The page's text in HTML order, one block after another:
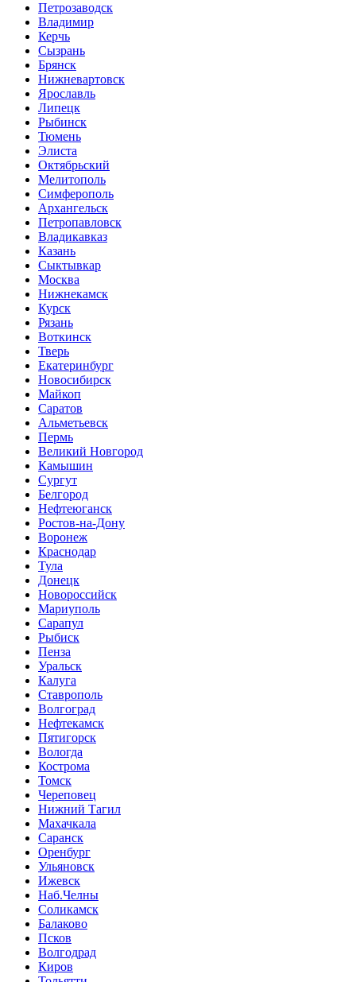
Петрозаводск
Владимир
Керчь
Сызрань
Брянск
Нижневартовск
Ярославль
Липецк
Рыбинск
Тюмень
Элиста
Октябрьский
Мелитополь
Симферополь
Архангельск
Петропавловск
Владикавказ
Казань
Сыктывкар
Москва
Нижнекамск
Курск
Рязань
Воткинск
Тверь
Екатеринбург
Новосибирск
Майкоп
Саратов
Альметьевск
Пермь
Великий Новгород
Камышин
Сургут
Белгород
Нефтеюганск
Ростов-на-Дону
Воронеж
Краснодар
Тула
Донецк
Новороссийск
Мариуполь
Сарапул
Рыбиск
Пенза
Уральск
Калуга
Ставрополь
Волгоград
Нефтекамск
Пятигорск
Вологда
Кострома
Томск
Череповец
Нижний Тагил
Махачкала
Саранск
Оренбург
Ульяновск
Ижевск
Наб.Челны
Соликамск
Балаково
Псков
Волгодрад
Киров